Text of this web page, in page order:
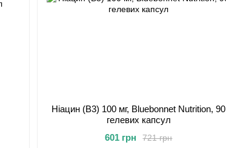
Ніацин (В3) 100 мг, Bluebonnet Nutrition, 90
гелевих капсул
721 грн
601 грн